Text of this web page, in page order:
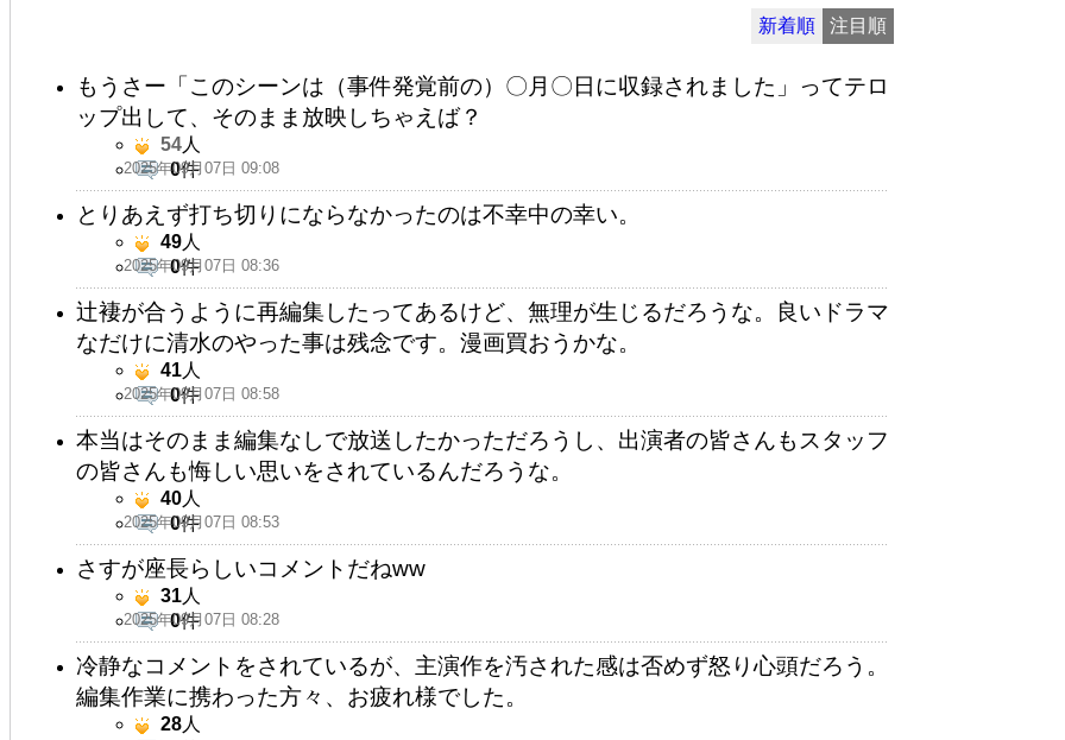
新着順 注目順
もうさー「このシーンは（事件発覚前の）〇月〇日に収録されました」ってテロ
ップ出して、そのまま放映しちゃえば？
2025年09月07日 09:08
54人
0件
とりあえず打ち切りにならなかったのは不幸中の幸い。
2025年09月07日 08:36
49人
0件
辻褄が合うように再編集したってあるけど、無理が生じるだろうな。良いドラマ
なだけに清水のやった事は残念です。漫画買おうかな。
2025年09月07日 08:58
41人
0件
本当はそのまま編集なしで放送したかっただろうし、出演者の皆さんもスタッフ
の皆さんも悔しい思いをされているんだろうな。
2025年09月07日 08:53
40人
0件
さすが座長らしいコメントだねww
2025年09月07日 08:28
31人
0件
冷静なコメントをされているが、主演作を汚された感は否めず怒り心頭だろう。
編集作業に携わった方々、お疲れ様でした。
28人